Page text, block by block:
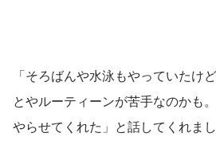
「そろばんや水泳もやっていたけ
とやルーティーンが苦手なのかも
やらせてくれた」と話してくれまし